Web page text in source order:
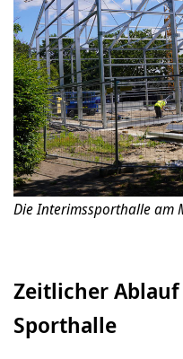
Die Interimssporthalle am
Zeitlicher
Sporthalle